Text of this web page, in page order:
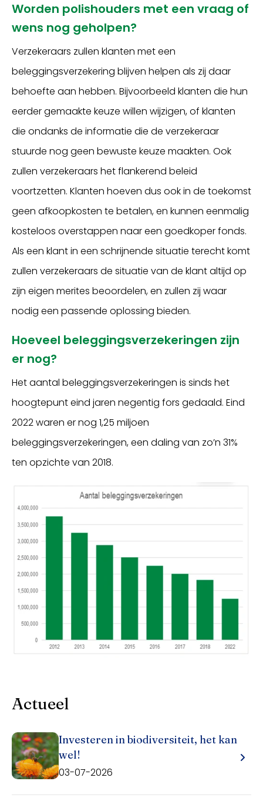
Worden polishouders met een vraag of
wens nog geholpen?
Verzekeraars zullen klanten met een
beleggingsverzekering blijven helpen als zij daar
behoefte aan hebben. Bijvoorbeeld klanten die hun
eerder gemaakte keuze willen wijzigen, of klanten
die ondanks de informatie die de verzekeraar
stuurde nog geen bewuste keuze maakten. Ook
zullen verzekeraars het flankerend beleid
voortzetten. Klanten hoeven dus ook in de toekomst
geen afkoopkosten te betalen, en kunnen eenmalig
kosteloos overstappen naar een goedkoper fonds.
Als een klant in een schrijnende situatie terecht komt
zullen verzekeraars de situatie van de klant altijd op
zijn eigen merites beoordelen, en zullen zij waar
nodig een passende oplossing bieden.
Hoeveel beleggingsverzekeringen zijn
er nog?
Het aantal beleggingsverzekeringen is sinds het
hoogtepunt eind jaren negentig fors gedaald. Eind
2022 waren er nog 1,25 miljoen
beleggingsverzekeringen, een daling van zo’n 31%
ten opzichte van 2018.
Actueel
Investeren in biodiversiteit, het kan
wel!
03-07-2026